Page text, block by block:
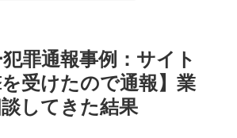
犯罪通報事例：サイト
受けたので通報】業
してきた結果